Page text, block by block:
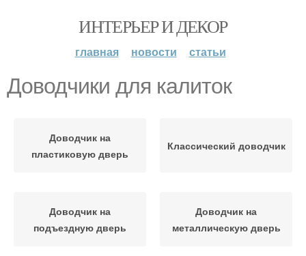
ИНТЕРЬЕР И ДЕКОР
главная новости статьи
Доводчики для калиток
Доводчик на
пластиковую дверь
Классический доводчик
Доводчик на
подъездную дверь
Доводчик на
металлическую дверь